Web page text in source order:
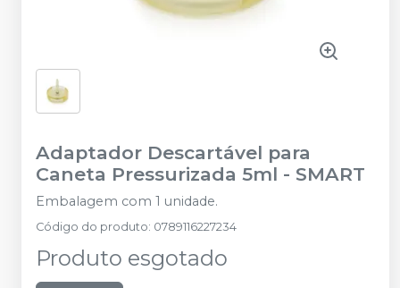
Adaptador Descartável para
Caneta Pressurizada 5ml - SMART
Embalagem com 1 unidade.
Código do produto: 0789116227234
Produto esgotado